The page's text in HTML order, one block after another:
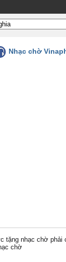
Nhạc chờ
tặng nhạc chờ phải
chờ